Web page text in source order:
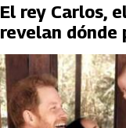
El rey Carlos,
revelan dónde